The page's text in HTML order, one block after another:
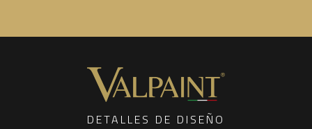
DETALLES DE DISEÑO